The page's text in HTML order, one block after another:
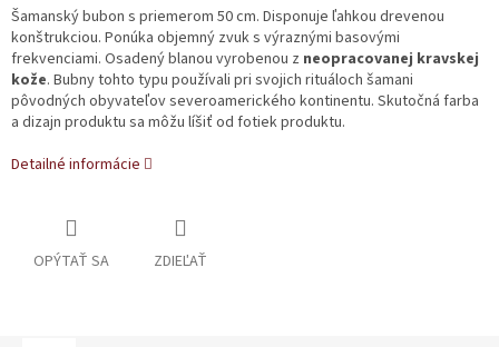
Šamanský bubon s priemerom 50 cm. Disponuje ľahkou drevenou
konštrukciou. Ponúka objemný zvuk s výraznými basovými
frekvenciami. Osadený blanou vyrobenou z neopracovanej kravskej
kože. Bubny tohto typu používali pri svojich rituáloch šamani
pôvodných obyvateľov severoamerického kontinentu. Skutočná farba
a dizajn produktu sa môžu líšiť od fotiek produktu.
Detailné informácie
OPÝTAŤ SA ZDIEĽAŤ